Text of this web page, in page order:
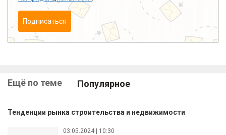
Подписаться
Ещё по теме Популярное
Тенденции рынка строительства и недвижимости
03.05.2024 | 10:30